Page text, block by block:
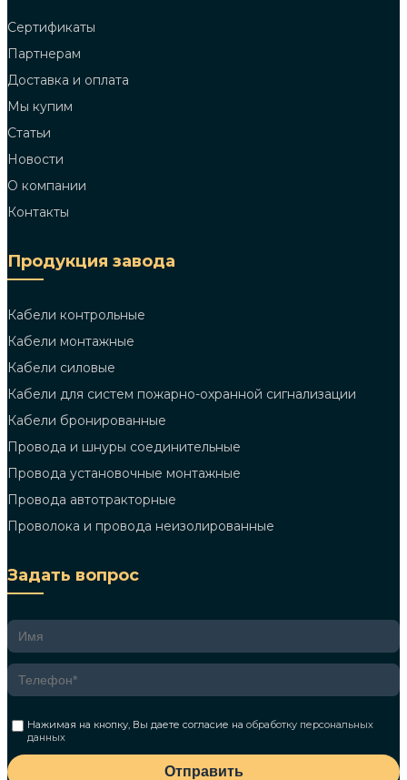
Сертификаты
Партнерам
Доставка и оплата
Мы купим
Статьи
Новости
О компании
Контакты
Продукция завода
Кабели контрольные
Кабели монтажные
Кабели силовые
Кабели для систем пожарно-охранной сигнализации
Кабели бронированные
Провода и шнуры соединительные
Провода установочные монтажные
Провода автотракторные
Проволока и провода неизолированные
Задать вопрос
Нажимая на кнопку, Вы даете согласие наобработку персональных
данных
Отправить